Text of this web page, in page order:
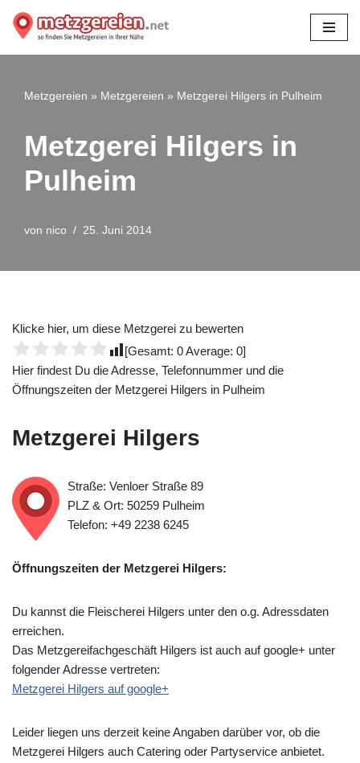
Zum
Metzgereien » Metzgereien » Metzgerei Hilgers in Pulheim
Metzgerei Hilgers in
Pulheim
von nico 25. Juni 2014
Klicke hier, um diese Metzgerei zu bewerten
[Gesamt: 0Average: 0]
Hier findest Du die Adresse, Telefonnummer und die
Öffnungszeiten der Metzgerei Hilgers in Pulheim
Metzgerei Hilgers
Straße: Venloer Straße 89
PLZ & Ort: 50259 Pulheim
Telefon: +49 2238 6245
Öffnungszeiten der Metzgerei Hilgers:
Du kannst die Fleischerei Hilgers unter den o.g. Adressdaten
erreichen.
Das Metzgereifachgeschäft Hilgers ist auch auf google+ unter
folgender Adresse vertreten:
Metzgerei Hilgers auf google+
Leider liegen uns derzeit keine Angaben darüber vor, ob die
Metzgerei Hilgers auch Catering oder Partyservice anbietet.